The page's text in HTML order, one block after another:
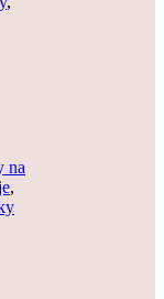
na
,